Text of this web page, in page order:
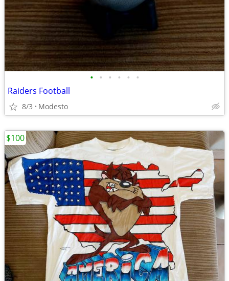
• • • • • •
Raiders Football
8/3 Modesto
$100